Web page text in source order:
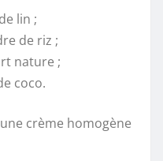
lin ;
de riz ;
nature ;
coco.
crème homogène